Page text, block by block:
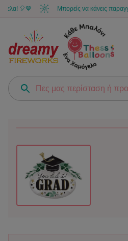
🎈💙 Μπορείς να κάνεις